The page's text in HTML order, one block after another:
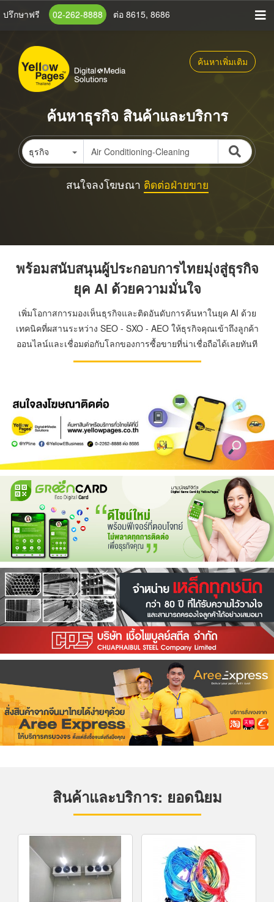
ข้าม
เนื้อหา
ปรึกษาฟรี 02-262-8888 ต่อ 8615, 8686
ค้นหาเพิ่มเติม
ค้นหาธุรกิจ สินค้าและบริการ
ธุรกิจ
สนใจลงโฆษณา ติดต่อฝ่ายขาย
พร้อมสนับสนุนผู้ประกอบการไทยมุ่งสู่ธุรกิจ
ยุค AI ด้วยความมั่นใจ
เพิ่มโอกาสการมองเห็นธุรกิจและติดอันดับการค้นหาในยุค AI ด้วย
เทคนิคที่ผสานระหว่าง SEO - SXO - AEO ให้ธุรกิจคุณเข้าถึงลูกค้า
ออนไลน์และเชื่อมต่อกับโลกของการซื้อขายที่น่าเชื่อถือได้เลยทันที
สินค้าและบริการ: ยอดนิยม